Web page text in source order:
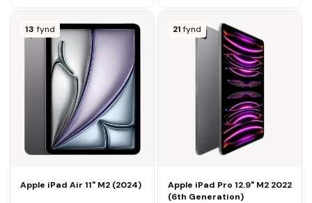
13 fynd
Apple iPad Air 11" M2 (2024)
21 fynd
Apple iPad Pro 12.9" M2 2022
(6th Generation)